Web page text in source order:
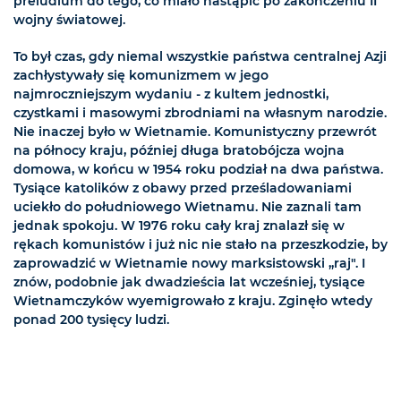
wojny światowej.
To był czas, gdy niemal wszystkie państwa centralnej Azji
zachłystywały się komunizmem w jego
najmroczniejszym wydaniu - z kultem jednostki,
czystkami i masowymi zbrodniami na własnym narodzie.
Nie inaczej było w Wietnamie. Komunistyczny przewrót
na północy kraju, później długa bratobójcza wojna
domowa, w końcu w 1954 roku podział na dwa państwa.
Tysiące katolików z obawy przed prześladowaniami
uciekło do południowego Wietnamu. Nie zaznali tam
jednak spokoju. W 1976 roku cały kraj znalazł się w
rękach komunistów i już nic nie stało na przeszkodzie, by
zaprowadzić w Wietnamie nowy marksistowski „raj". I
znów, podobnie jak dwadzieścia lat wcześniej, tysiące
Wietnamczyków wyemigrowało z kraju. Zginęło wtedy
ponad 200 tysięcy ludzi.